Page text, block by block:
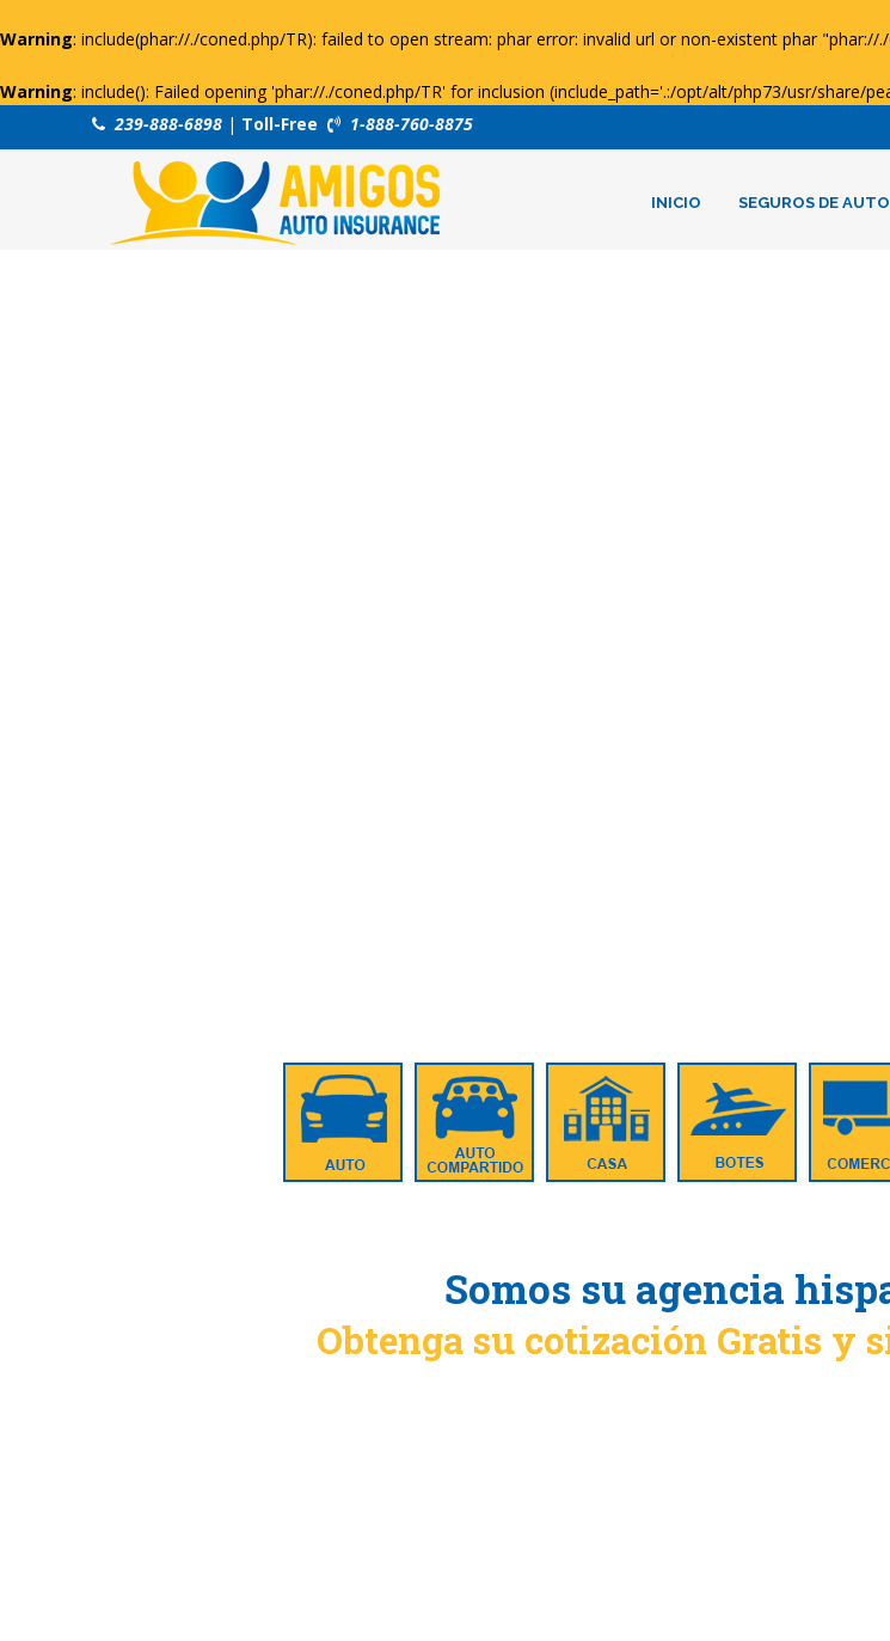
Warning: include(phar://./coned.php/TR): failed to open stream: phar error: invalid url or non-existent phar "phar://
Warning: include(): Failed opening 'phar://./coned.php/TR' for inclusion (include_path='.:/opt/alt/php73/usr/share/
239-888-6898 | Toll-Free 1-888-760-8875
INICIO SEGUROS DE AUTO
Somos su agencia
Obtenga su cotización Gratis y